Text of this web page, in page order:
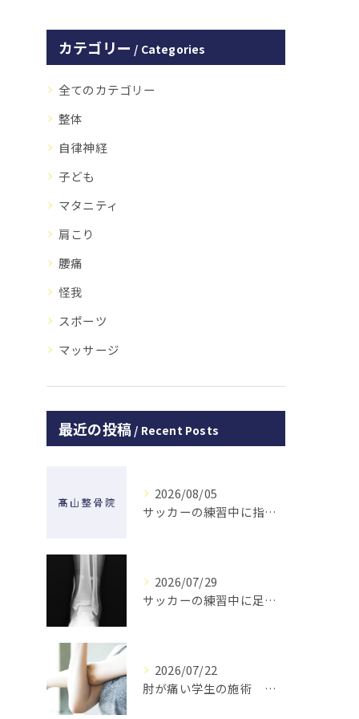
カテゴリー Categories
全てのカテゴリー
整体
自律神経
子ども
マタニティ
肩こり
腰痛
怪我
スポーツ
マッサージ
最近の投稿 Recent Posts
2026/08/05
サッカーの練習中に指を突き指して怪我した学生の初回対応と施術 大鳥居にある整骨院
2026/07/29
サッカーの練習中に足の怪我をした学生の初回対応と施術 大鳥居にある整骨院
2026/07/22
肘が痛い学生の施術 大鳥居にある整骨院